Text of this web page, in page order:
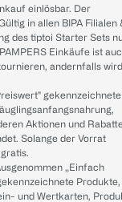
einlösbar. Der
in allen BIPA Filialen
des tiptoi Starter Sets
Einkäufe ist
andernfalls wird
gekennzeichnete
Aktionen und
Solange der Vorrat
„Einfach
Produkte,
und Wertkarten,